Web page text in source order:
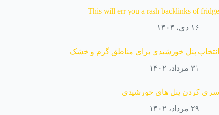
This will err you a rash backlinks of fridge
۱۶ دی، ۱۴۰۴
انتخاب پنل خورشیدی برای مناطق گرم و خشک
۳۱ مرداد، ۱۴۰۲
سری کردن پنل های خورشیدی
۲۹ مرداد، ۱۴۰۲